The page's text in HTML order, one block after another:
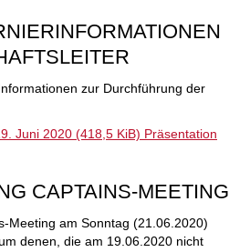
zur Durchführung der
Juni 2020 (418,5 KiB) Präsentation
CAPTAINS-MEETING
Meeting am Sonntag (21.06.2020)
denen, die am 19.06.2020 nicht